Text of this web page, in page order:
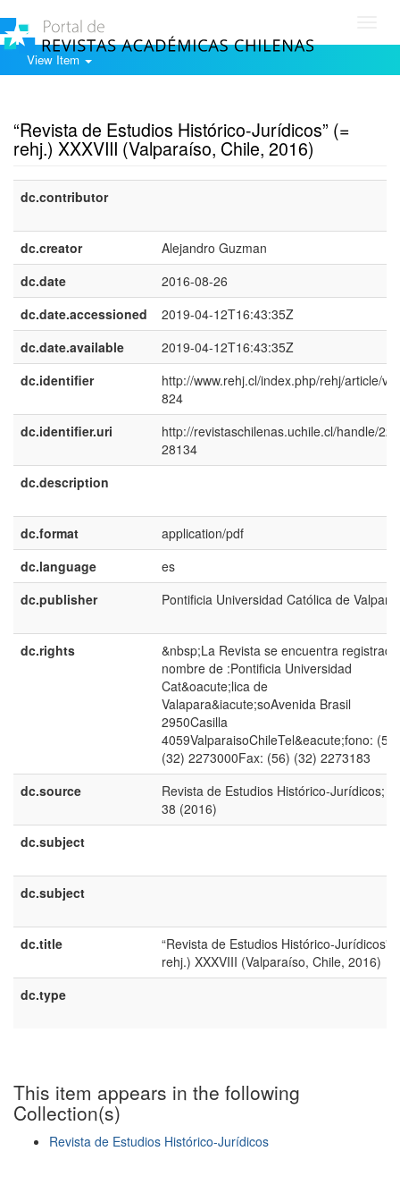
View Item
“Revista de Estudios Histórico-Jurídicos” (=
rehj.) XXXVIII (Valparaíso, Chile, 2016)
dc.contributor
dc.creator
Alejandro Guzman
dc.date
2016-08-26
dc.date.accessioned
2019-04-12T16:43:35Z
dc.date.available
2019-04-12T16:43:35Z
dc.identifier
http://www.rehj.cl/index.php/rehj/article/
824
dc.identifier.uri
http://revistaschilenas.uchile.cl/handle/
28134
dc.description
dc.format
application/pdf
dc.language
es
dc.publisher
Pontificia Universidad Católica de
dc.rights
&nbsp;La Revista se encuentra
nombre de :Pontificia Universidad
Cat&oacute;lica de
Valapara&iacute;soAvenida Brasil
2950Casilla
4059ValparaisoChileTel&eacute;fono: (56)
(32) 2273000Fax: (56) (32) 2273183
dc.source
Revista de Estudios Histórico-Jurídicos;
38 (2016)
dc.subject
dc.subject
dc.title
“Revista de Estudios Histórico-Jurídicos”
rehj.) XXXVIII (Valparaíso, Chile, 2016)
dc.type
This item appears in the following
Collection(s)
Revista de Estudios Histórico-Jurídicos